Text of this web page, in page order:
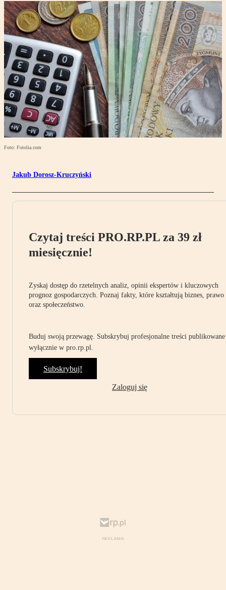
Foto: Fotolia.com
Jakub Dorosz-Kruczyński
Czytaj treści PRO.RP.PL za 39 zł
miesięcznie!
Zyskaj dostęp do rzetelnych analiz, opinii ekspertów i kluczowych
prognoz gospodarczych. Poznaj fakty, które kształtują biznes, prawo
oraz społeczeństwo.
Buduj swoją przewagę. Subskrybuj profesjonalne treści publikowane
wyłącznie w pro.rp.pl.
Subskrybuj!
Zaloguj się